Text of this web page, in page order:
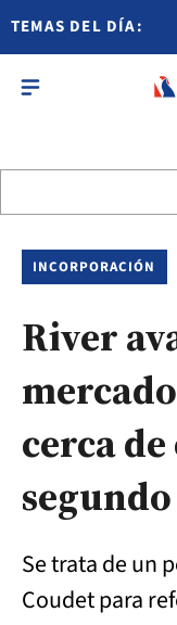
TEMAS DEL DÍA:
INCORPORACIÓN
River
cerca
Se trata de un
Coudet para